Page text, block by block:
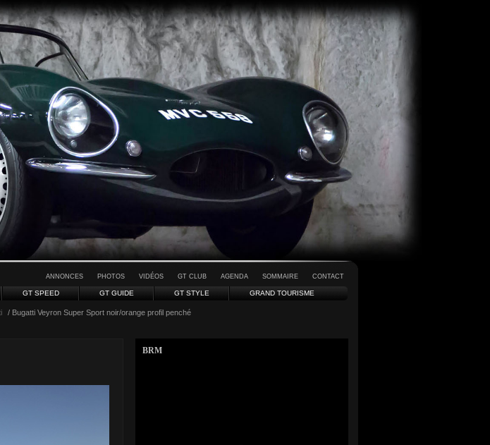
ANNONCES PHOTOS VIDÉOS GT CLUB AGENDA SOMMAIRE CONTACT
GT SPEED GT GUIDE GT STYLE GRAND TOURISME
/ Bugatti Veyron Super Sport noir/orange profil penché
BRM